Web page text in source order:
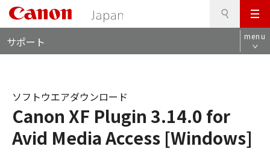
メ
ニ
ュ
サポート menu
Canon XF Plugin 3.14.0 for
Avid Media Access [Windows]
ソフトウエアダウンロード